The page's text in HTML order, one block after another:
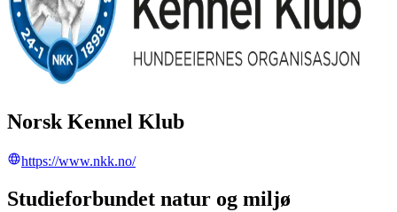
Norsk Kennel Klub
https://www.nkk.no/
Studieforbundet natur og miljø